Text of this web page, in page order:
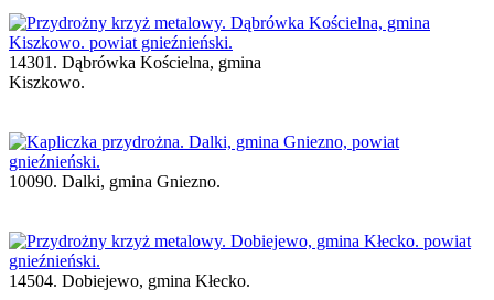
14301. Dąbrówka Kościelna, gmina
Kiszkowo.
10090. Dalki, gmina Gniezno.
14504. Dobiejewo, gmina Kłecko.